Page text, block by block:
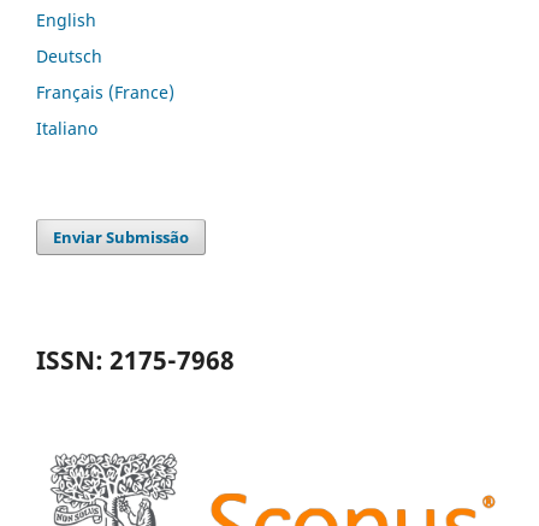
English
Deutsch
Français (France)
Italiano
Enviar Submissão
ISSN: 2175-7968